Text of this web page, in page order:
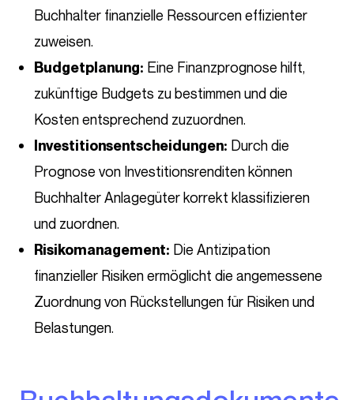
Buchhalter finanzielle Ressourcen effizienter
zuweisen.
Budgetplanung: Eine Finanzprognose hilft,
zukünftige Budgets zu bestimmen und die
Kosten entsprechend zuzuordnen.
Investitionsentscheidungen: Durch die
Prognose von Investitionsrenditen können
Buchhalter Anlagegüter korrekt klassifizieren
und zuordnen.
Risikomanagement: Die Antizipation
finanzieller Risiken ermöglicht die angemessene
Zuordnung von Rückstellungen für Risiken und
Belastungen.